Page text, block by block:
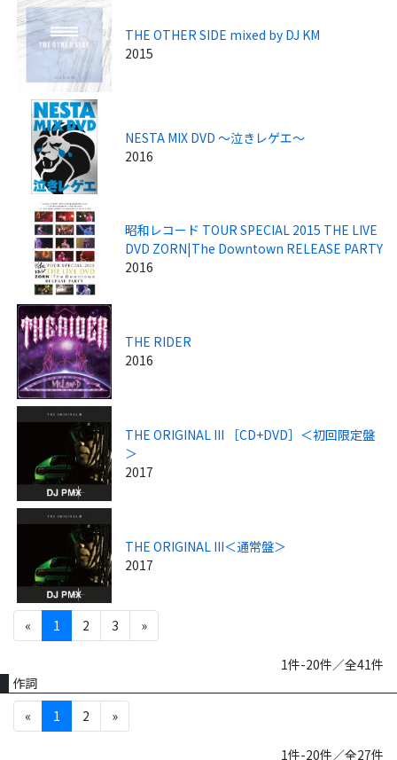
THE OTHER SIDE mixed by DJ KM
2015
NESTA MIX DVD ～泣きレゲエ～
2016
昭和レコード TOUR SPECIAL 2015 THE LIVE
DVD ZORN|The Downtown RELEASE PARTY
2016
THE RIDER
2016
THE ORIGINAL III ［CD+DVD］＜初回限定盤
＞
2017
THE ORIGINAL III＜通常盤＞
2017
« 1 2 3 »
1件-20件／全41件
作詞
«
1 2 »
1件-20件／全27件